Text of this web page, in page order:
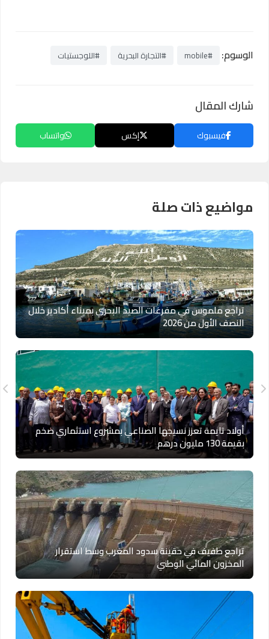
الوسوم: #mobile #التجارة البحرية #اللوجستيات
شارك المقال
فيسبوك إكس واتساب
مواضيع ذات صلة
تراجع ملموس في مفرغات الصيد البحري بميناء أكادير خلال
النصف الأول من 2026
أولاد تايمة تعزز نسيجها الصناعي بمشروع استثماري ضخم
بقيمة 130 مليون درهم
تراجع طفيف في حقينة سدود المغرب وسط استقرار
المخزون المائي الوطني